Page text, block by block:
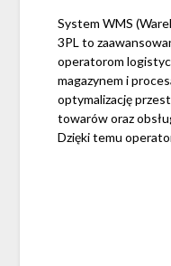
System WMS
3PL to
operatorom
magazynem i
optymalizację
towarów oraz
Dzięki temu